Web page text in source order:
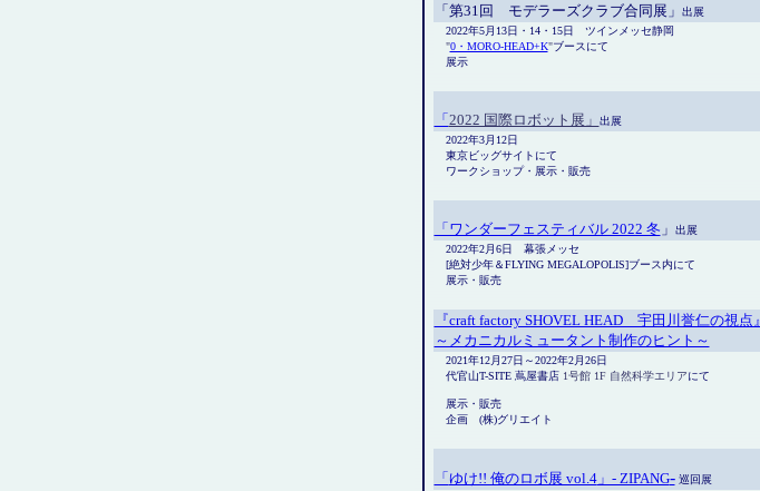
「第31回 モデラーズクラブ合同展」
出展
2022年5月13日・14・15日 ツインメッセ静岡
"0・MORO-HEAD+K"ブースにて
展示
「 2022 国際ロボット展」
出展
2022年3月12日
東京ビッグサイトにて
ワークショップ・展示・販売
「ワンダーフェスティバル 2022 冬 」
出展
2022年2月6日 幕張メッセ
[絶対少年＆FLYING MEGALOPOLIS]ブース内にて
展示・販売
『craft factory SHOVEL HEAD 宇田川誉仁の視点』
～メカニカルミュータント制作のヒント～
2021年12月27日～2022年2月26日
代官山T-SITE 蔦屋書店 1号館 1F 自然科学エリアにて
展示・販売
企画 (株)グリエイト
「 ゆけ!! 俺のロボ展 vol.4」- ZIPANG-巡回展